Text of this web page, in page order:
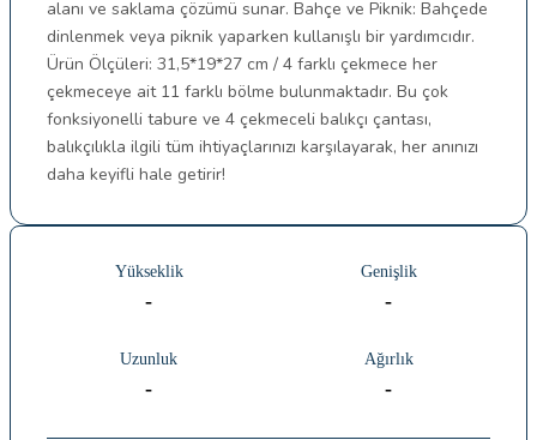
alanı ve saklama çözümü sunar. Bahçe ve Piknik: Bahçede
dinlenmek veya piknik yaparken kullanışlı bir yardımcıdır.
Ürün Ölçüleri: 31,5*19*27 cm / 4 farklı çekmece her
çekmeceye ait 11 farklı bölme bulunmaktadır. Bu çok
fonksiyonelli tabure ve 4 çekmeceli balıkçı çantası,
balıkçılıkla ilgili tüm ihtiyaçlarınızı karşılayarak, her anınızı
daha keyifli hale getirir!
Yükseklik
-
Genişlik
-
Uzunluk
-
Ağırlık
-